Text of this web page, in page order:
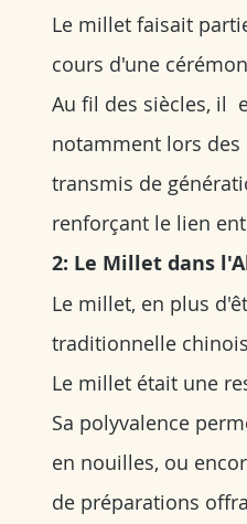
Le millet faisait
cours d'une
Au fil des siècles, il
notamment lors des
transmis de
renforçant le lien
2: Le Millet dans
Le millet, en plus
traditionnelle
Le millet était une
Sa polyvalence
en nouilles, ou
de préparations